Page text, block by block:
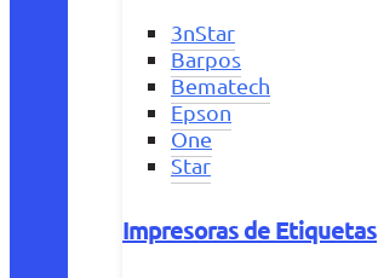
3nStar
Barpos
Bematech
Epson
One
Star
Impresoras de Etiquetas